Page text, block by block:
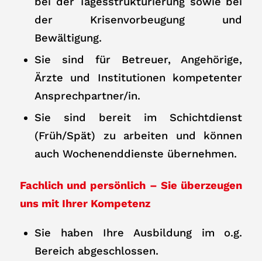
der Krisenvorbeugung und
Bewältigung.
Sie sind für Betreuer, Angehörige,
Ärzte und Institutionen kompetenter
Ansprechpartner/in.
Sie sind bereit im Schichtdienst
(Früh/Spät) zu arbeiten und können
auch Wochenenddienste übernehmen.
Fachlich und persönlich – Sie überzeugen
uns mit Ihrer Kompetenz
Sie haben Ihre Ausbildung im o.g.
Bereich abgeschlossen.